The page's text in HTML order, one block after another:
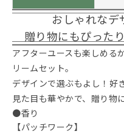
おしゃれな
贈り物にもぴった
アフターユースも楽しめる
リームセット。
デザインで選ぶもよし！好
見た目も華やかで、贈り物
●香り
【パッチワーク】